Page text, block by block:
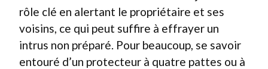
rôle clé en alertant le propriétaire et ses
voisins, ce qui peut suffire à effrayer un
intrus non préparé. Pour beaucoup, se savoir
entouré d’un protecteur à quatre pattes ou à